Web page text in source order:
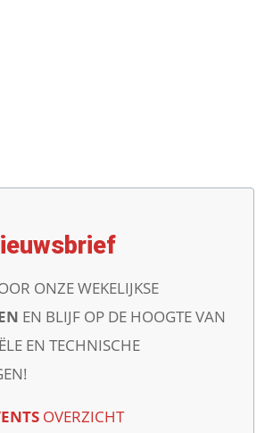
ONZE WEKELIJKSE
EN BLIJF OP DE HOOGTE VAN
EN TECHNISCHE
OVERZICHT